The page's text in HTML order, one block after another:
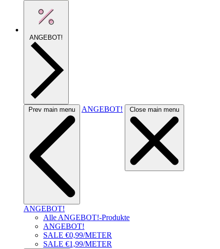
ANGEBOT!
Prev main menu ANGEBOT! Close main menu
ANGEBOT!
Alle ANGEBOT!-Produkte
ANGEBOT!
SALE €0,99/METER
SALE €1,99/METER